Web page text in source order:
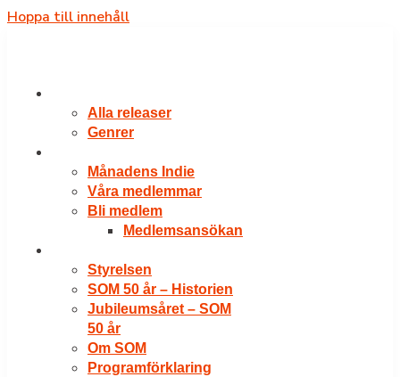
Hoppa till innehåll
Alla releaser
Genrer
Månadens Indie
Våra medlemmar
Bli medlem
Medlemsansökan
Styrelsen
SOM 50 år – Historien
Jubileumsåret – SOM
50 år
Om SOM
Programförklaring